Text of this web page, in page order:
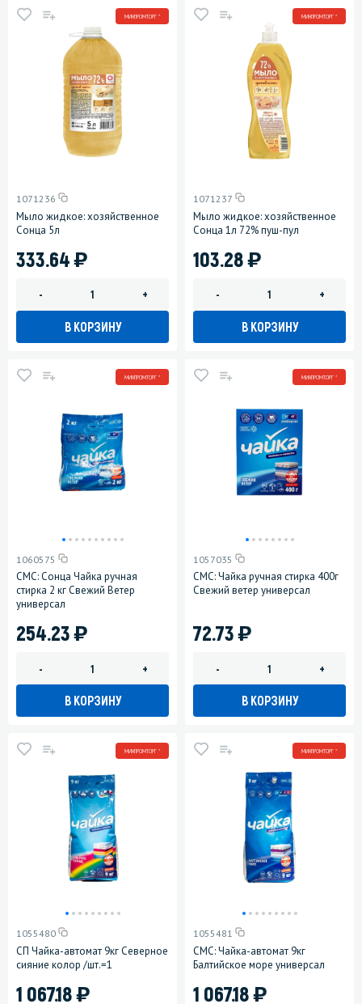
МИНПРОМТОРГ *
1071236
Мыло жидкое: хозяйственное
Сонца 5л
333.64)
- +
В КОРЗИНУ
МИНПРОМТОРГ *
1071237
Мыло жидкое: хозяйственное
Сонца 1л 72% пуш-пул
103.28)
- +
В КОРЗИНУ
МИНПРОМТОРГ *
1060575
СМС: Сонца Чайка ручная
стирка 2 кг Свежий Ветер
универсал
254.23)
- +
В КОРЗИНУ
МИНПРОМТОРГ *
1057035
СМС: Чайка ручная стирка 400г
Свежий ветер универсал
72.73)
- +
В КОРЗИНУ
МИНПРОМТОРГ *
1055480
СП Чайка-автомат 9кг Северное
сияние колор /шт.=1
1 067.18)
МИНПРОМТОРГ *
1055481
СМС: Чайка-автомат 9кг
Балтийское море универсал
1 067.18)